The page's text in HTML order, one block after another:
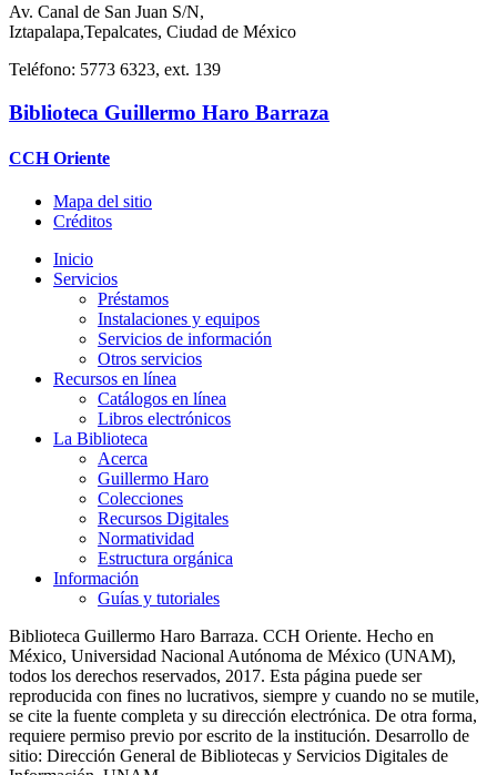
Av. Canal de San Juan S/N,
Iztapalapa,Tepalcates, Ciudad de México
Teléfono: 5773 6323, ext. 139
Biblioteca Guillermo Haro Barraza
CCH Oriente
Mapa del sitio
Créditos
Inicio
Servicios
Préstamos
Instalaciones y equipos
Servicios de información
Otros servicios
Recursos en línea
Catálogos en línea
Libros electrónicos
La Biblioteca
Acerca
Guillermo Haro
Colecciones
Recursos Digitales
Normatividad
Estructura orgánica
Información
Guías y tutoriales
Biblioteca Guillermo Haro Barraza. CCH Oriente. Hecho en
México, Universidad Nacional Autónoma de México (UNAM),
todos los derechos reservados, 2017. Esta página puede ser
reproducida con fines no lucrativos, siempre y cuando no se mutile,
se cite la fuente completa y su dirección electrónica. De otra forma,
requiere permiso previo por escrito de la institución. Desarrollo de
sitio: Dirección General de Bibliotecas y Servicios Digitales de